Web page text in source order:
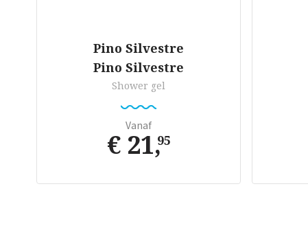
Pino Silvestre
Pino Silvestre
Shower gel
Vanaf
€ 21,95